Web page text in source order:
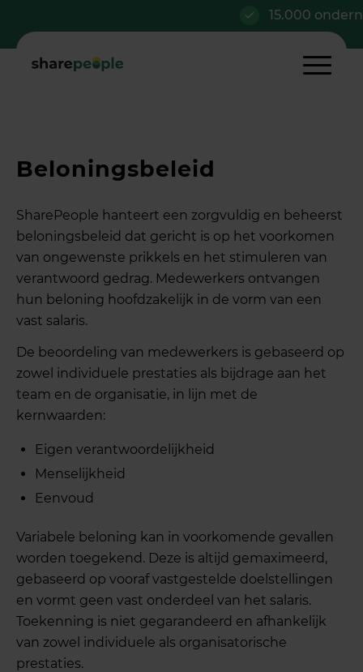
15.000
Beloningsbeleid
SharePeople hanteert een zorgvuldig en beheerst
beloningsbeleid dat gericht is op het voorkomen
van ongewenste prikkels en het stimuleren van
verantwoord gedrag. Medewerkers ontvangen
hun beloning hoofdzakelijk in de vorm van een
vast salaris.
De beoordeling van medewerkers is gebaseerd op
zowel individuele prestaties als bijdrage aan het
team en de organisatie, in lijn met de
kernwaarden:
Eigen verantwoordelijkheid
Menselijkheid
Eenvoud
Variabele beloning kan in voorkomende gevallen
worden toegekend. Deze is altijd gemaximeerd,
gebaseerd op vooraf vastgestelde doelstellingen
en vormt geen vast onderdeel van het salaris.
Toekenning is niet gegarandeerd en afhankelijk
van zowel individuele als organisatorische
prestaties.